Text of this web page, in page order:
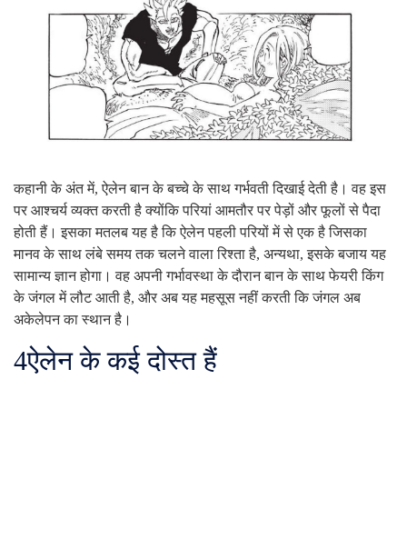
कहानी के अंत में, ऐलेन बान के बच्चे के साथ गर्भवती दिखाई देती है। वह इस
पर आश्चर्य व्यक्त करती है क्योंकि परियां आमतौर पर पेड़ों और फूलों से पैदा
होती हैं। इसका मतलब यह है कि ऐलेन पहली परियों में से एक है जिसका
मानव के साथ लंबे समय तक चलने वाला रिश्ता है, अन्यथा, इसके बजाय यह
सामान्य ज्ञान होगा। वह अपनी गर्भावस्था के दौरान बान के साथ फेयरी किंग
के जंगल में लौट आती है, और अब यह महसूस नहीं करती कि जंगल अब
अकेलेपन का स्थान है।
4ऐलेन के कई दोस्त हैं